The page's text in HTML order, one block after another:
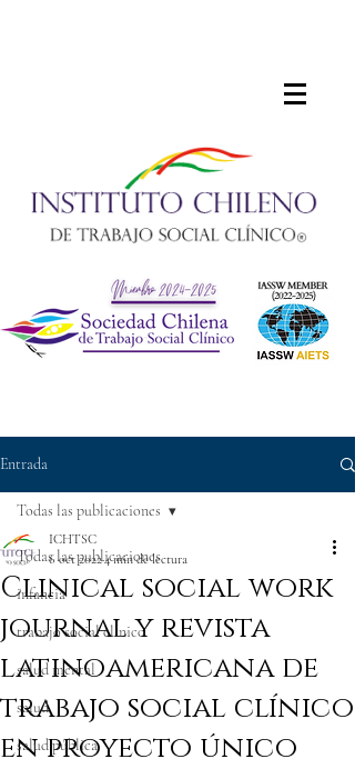
Entrada
Todas las publicaciones
infancia
trabajo social clínico
salud mental
salud
salud pública
Todas las publicaciones
Clinical social work
journal y revista
latinoamericana de
trabajo social clínico
en proyecto único
ICHTSC
6 oct 20224 min de lectura